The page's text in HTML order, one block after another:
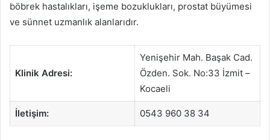
böbrek hastalıkları, işeme bozuklukları, prostat büyümesi
ve sünnet uzmanlık alanlarıdır.
Klinik Adresi:
Yenişehir Mah. Başak Cad.
Özden. Sok. No:33 İzmit –
Kocaeli
İletişim: 0543 960 38 34